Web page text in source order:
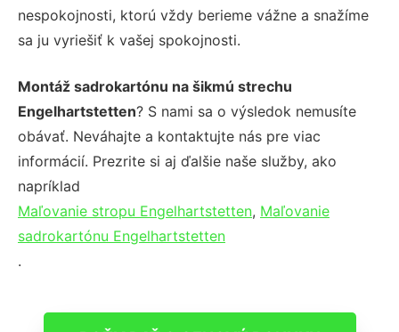
nespokojnosti, ktorú vždy berieme vážne a snažíme
sa ju vyriešiť k vašej spokojnosti.
Montáž sadrokartónu na šikmú strechu
Engelhartstetten? S nami sa o výsledok nemusíte
obávať. Neváhajte a kontaktujte nás pre viac
informácií. Prezrite si aj ďalšie naše služby, ako
napríklad
Maľovanie stropu Engelhartstetten, Maľovanie
sadrokartónu Engelhartstetten
.